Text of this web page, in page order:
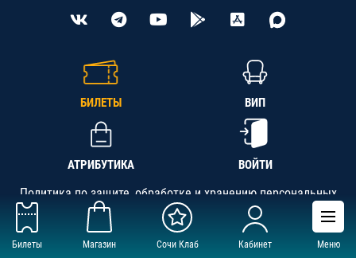
Билеты Магазин Сочи Клаб Кабинет Меню
БИЛЕТЫ ВИП
АТРИБУТИКА ВОЙТИ
Политика по защите, обработке и хранению персональных
данных
АНО «СК «Кубань-Регион», ОГРН 1142300002349,